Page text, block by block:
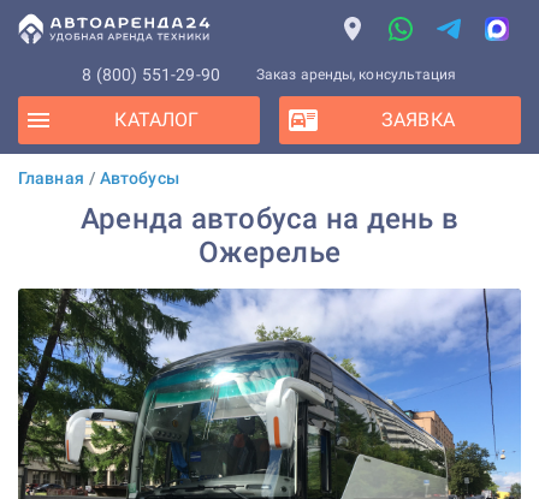
8 (800) 551-29-90 Заказ аренды, консультация
КАТАЛОГ ЗАЯВКА
Главная / Автобусы
Аренда автобуса на день в
Ожерелье